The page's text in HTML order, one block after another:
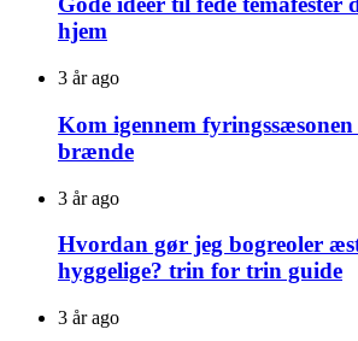
hjem
3 år ago
Kom igennem
brænde
3 år ago
Hvordan gør jeg bogreoler
hyggelige? trin for trin guide
3 år ago